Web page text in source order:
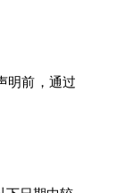
明前，通过